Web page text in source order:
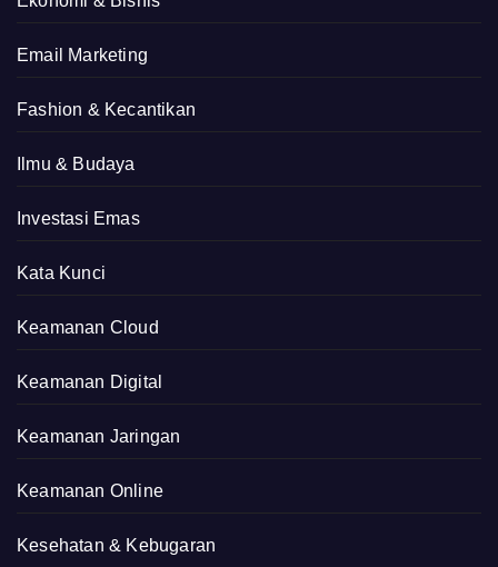
Email Marketing
Fashion & Kecantikan
Ilmu & Budaya
Investasi Emas
Kata Kunci
Keamanan Cloud
Keamanan Digital
Keamanan Jaringan
Keamanan Online
Kesehatan & Kebugaran